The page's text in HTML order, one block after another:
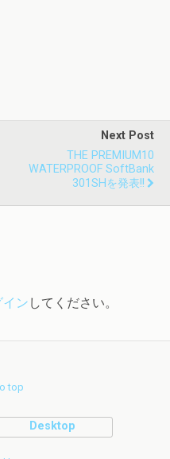
Next Post
THE PREMIUM10
WATERPROOF SoftBank
301SHを発表!!
イン してください。
top
Desktop